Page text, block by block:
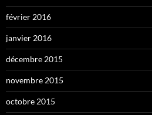
février 2016
janvier 2016
décembre 2015
novembre 2015
octobre 2015